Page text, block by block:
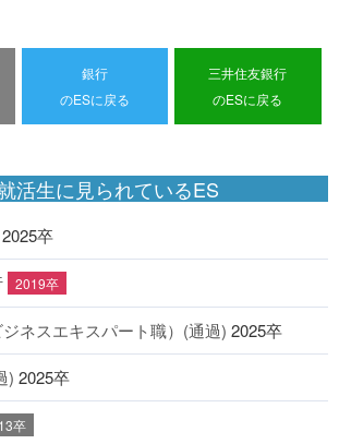
銀行
のESに戻る
三井住友銀行
のESに戻る
活生に見られているES
2025卒
2019卒
ネスエキスパート職）(通過) 2025卒
) 2025卒
卒